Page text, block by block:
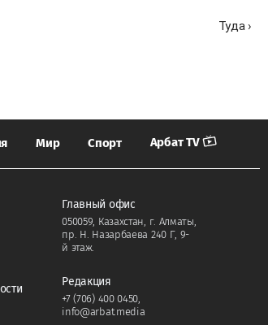
Туда ›
Мир Спорт Арбат TV
Главный офис
050059, Казахстан, г. Алматы,
пр. Н. Назарбаева 240 Г, 9-
й этаж.
Редакция
+7 (706) 400 0450
info@arbat.media